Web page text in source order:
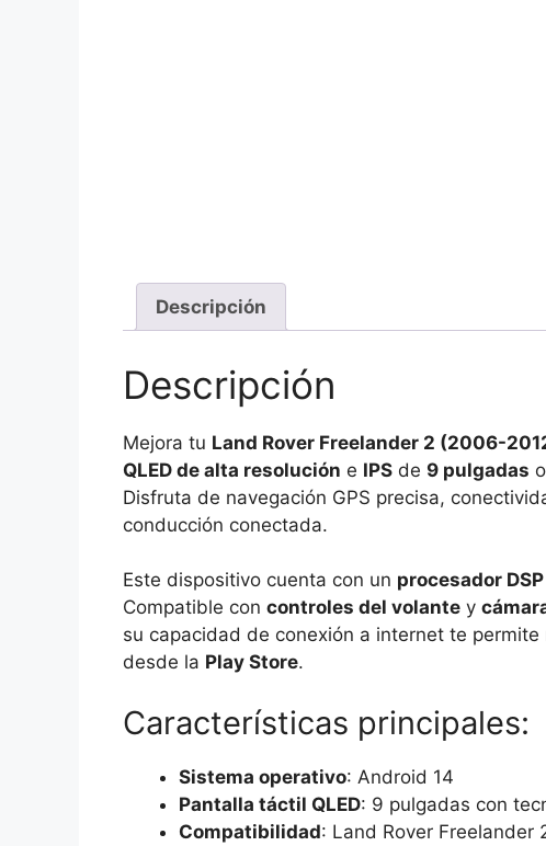
Descripción
Descripción
Mejora tu Land Rover Freelander 2 (2006-
QLED de alta resolución e IPS de 9 pulgadas
Disfruta de navegación GPS precisa,
conducción conectada.
Este dispositivo cuenta con un procesador DSP
Compatible con controles del volante y
su capacidad de conexión a internet te
desde la Play Store.
Características principales:
Sistema operativo: Android 14
Pantalla táctil QLED: 9 pulgadas con
Compatibilidad: Land Rover Freelander